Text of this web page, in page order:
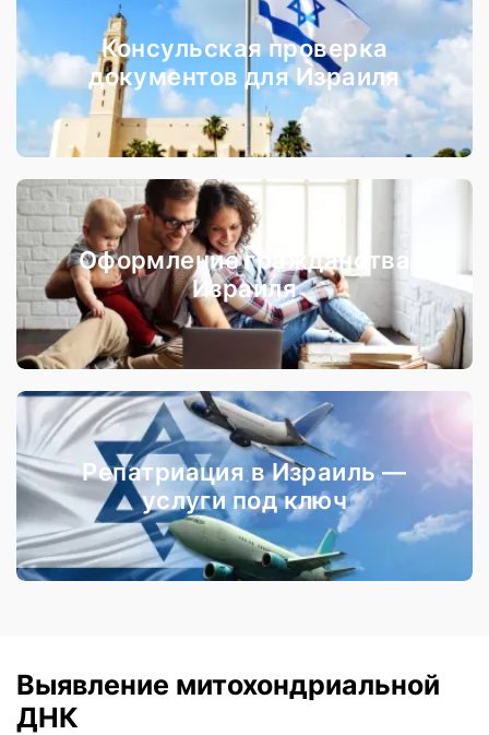
Консульская проверка
документов для Израиля
Оформление гражданства
Израиля
Репатриация в Израиль —
услуги под ключ
Выявление митохондриальной
ДНК